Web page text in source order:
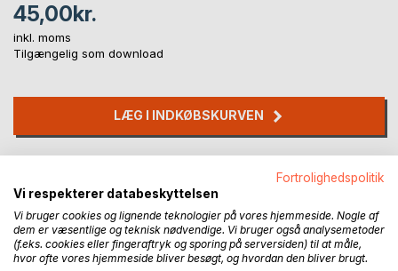
45,00kr.
inkl. moms
Tilgængelig som download
LÆG I INDKØBSKURVEN
Anmeld titel
Fortrolighedspolitik
Vi respekterer databeskyttelsen
Vi bruger cookies og lignende teknologier på vores hjemmeside. Nogle af
dem er væsentlige og teknisk nødvendige. Vi bruger også analysemetoder
(f.eks. cookies eller fingeraftryk og sporing på serversiden) til at måle,
hvor ofte vores hjemmeside bliver besøgt, og hvordan den bliver brugt.